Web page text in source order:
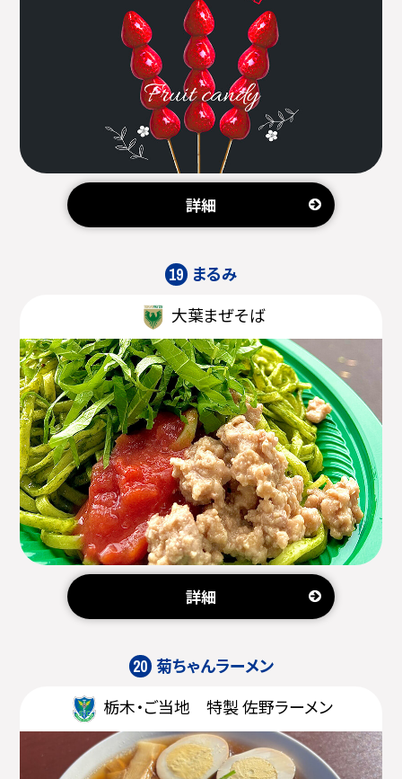
詳細
19 まるみ
大葉まぜそば
詳細
20 菊ちゃんラーメン
栃木・ご当地 特製 佐野ラーメン